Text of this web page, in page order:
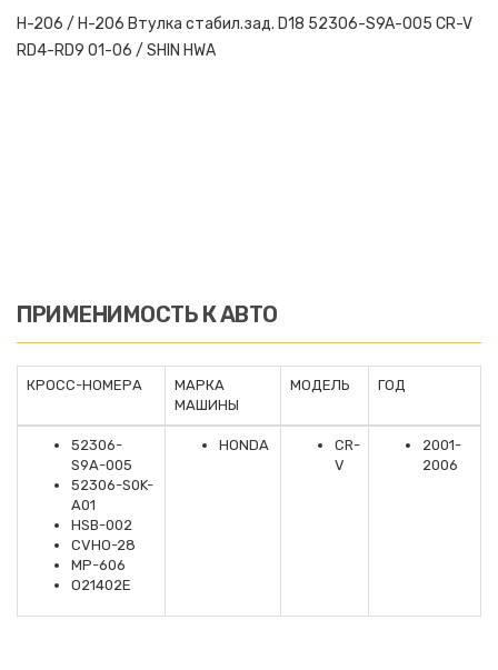
H-206 / H-206 Втулка стабил.зад. D18 52306-S9A-005 CR-V
RD4-RD9 01-06 / SHIN HWA
ПРИМЕНИМОСТЬ К АВТО
КРОСС-НОМЕРА
МАРКА
МАШИНЫ
МОДЕЛЬ ГОД
52306-
S9A-005
52306-S0K-
A01
HSB-002
CVHO-28
MP-606
O21402E
HONDA
CR-
V
2001-
2006